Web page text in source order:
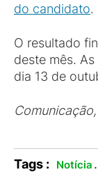
do candidato.
O resultado
deste mês.
dia 13 de
Tags : Notícia .